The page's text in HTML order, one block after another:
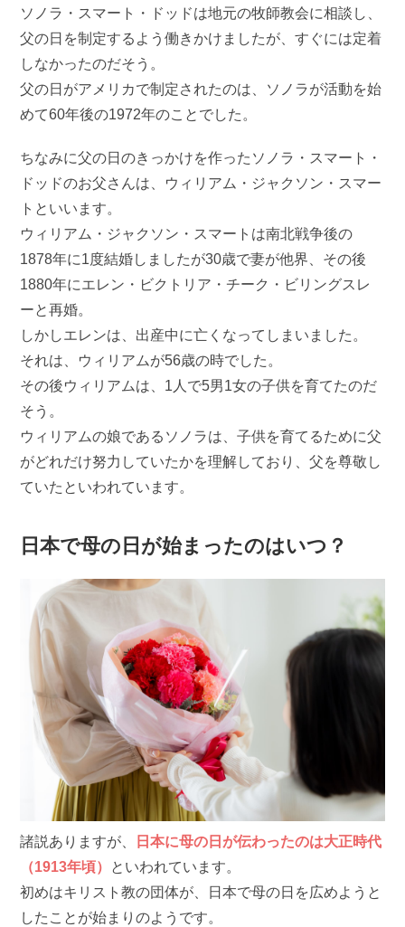
ソノラ・スマート・ドッドは地元の牧師教会に相談し、
父の日を制定するよう働きかけましたが、すぐには定着
しなかったのだそう。
父の日がアメリカで制定されたのは、ソノラが活動を始
めて60年後の1972年のことでした。
ちなみに父の日のきっかけを作ったソノラ・スマート・
ドッドのお父さんは、ウィリアム・ジャクソン・スマー
トといいます。
ウィリアム・ジャクソン・スマートは南北戦争後の
1878年に1度結婚しましたが30歳で妻が他界、その後
1880年にエレン・ビクトリア・チーク・ビリングスレ
ーと再婚。
しかしエレンは、出産中に亡くなってしまいました。
それは、ウィリアムが56歳の時でした。
その後ウィリアムは、1人で5男1女の子供を育てたのだ
そう。
ウィリアムの娘であるソノラは、子供を育てるために父
がどれだけ努力していたかを理解しており、父を尊敬し
ていたといわれています。
日本で母の日が始まったのはいつ？
諸説ありますが、
日本に母の日が伝わったのは大正時代
（1913年頃） といわれています。
初めはキリスト教の団体が、日本で母の日を広めようと
したことが始まりのようです。